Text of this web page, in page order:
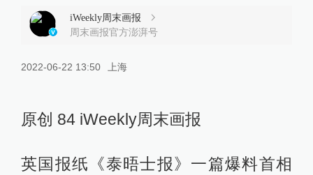
iWeekly周末画报
周末画报官方澎湃号
2022-06-22 13:50 上海
原创 84 iWeekly周末画报
英国报纸《泰晤士报》一篇爆料首相